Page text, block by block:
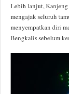
Lebih lanjut, Kanjeng
mengajak seluruh
menyempatkan diri
Bengkalis sebelum